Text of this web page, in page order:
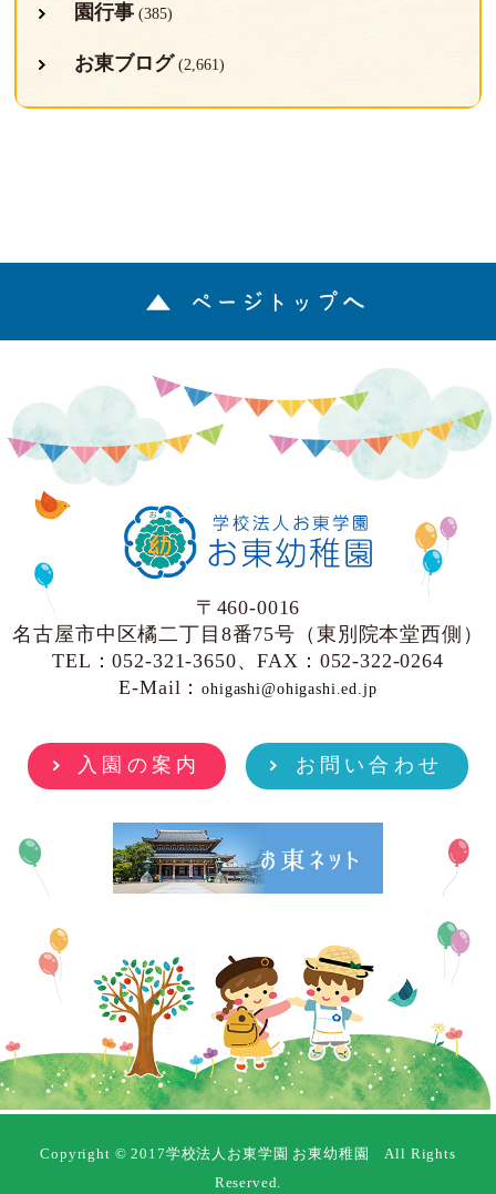
園行事(385)
お東ブログ (2,661)
ページトップへ
〒460-0016
名古屋市中区橘二丁目8番75号（東別院本堂西側）
TEL：052-321-3650、FAX：052-322-0264
E-Mail：ohigashi@ohigashi.ed.jp
入園の案内 お問い合わせ
Copyright © 2017学校法人お東学園 お東幼稚園 All Rights
Reserved.